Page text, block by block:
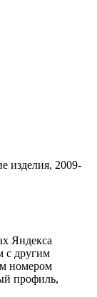
2009-
Яндекса
с другим
номером
профиль,